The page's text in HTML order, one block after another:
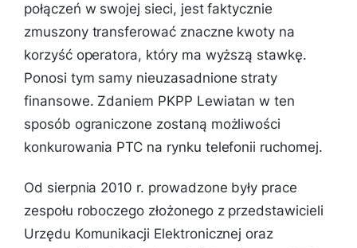
połączeń w swojej sieci, jest faktycznie
zmuszony transferować znaczne kwoty na
korzyść operatora, który ma wyższą stawkę.
Ponosi tym samy nieuzasadnione straty
finansowe. Zdaniem PKPP Lewiatan w ten
sposób ograniczone zostaną możliwości
konkurowania PTC na rynku telefonii ruchomej.
Od sierpnia 2010 r. prowadzone były prace
zespołu roboczego złożonego z przedstawicieli
Urzędu Komunikacji Elektronicznej oraz